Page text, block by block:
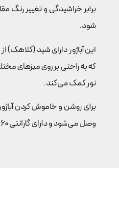
برابر خراشیدگی و تغییر رنگ
شود.
این آباژور دارای شید
نور کمک می‌کند.
وصل می‌شود و دارای گارانتی 60 ماهه برای رنگ بدنه است. اگر به دنبال خرید این آباژور با کیفیت هستید، می‌توانید از